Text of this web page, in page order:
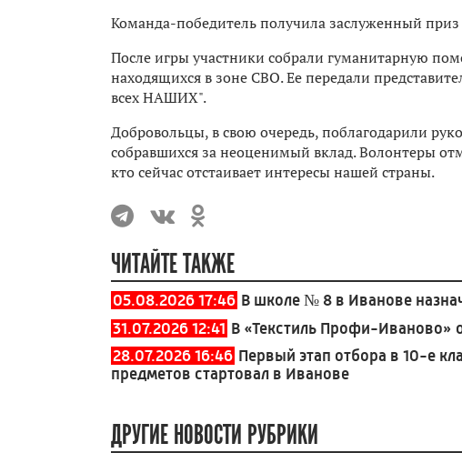
Команда-победитель получила заслуженный
После игры участники собрали гуманитарную
находящихся в зоне СВО. Ее передали
всех НАШИХ".
Добровольцы, в свою очередь, поблагодарили
собравшихся за неоценимый вклад. Волонтеры
кто сейчас отстаивает интересы нашей страны.
ЧИТАЙТЕ ТАКЖЕ
05.08.2026 17:46 В школе № 8 в Иванове
31.07.2026 12:41 В «Текстиль Профи-Иваново»
28.07.2026 16:46 Первый этап отбора в 10-е
предметов стартовал в Иванове
ДРУГИЕ НОВОСТИ РУБРИКИ